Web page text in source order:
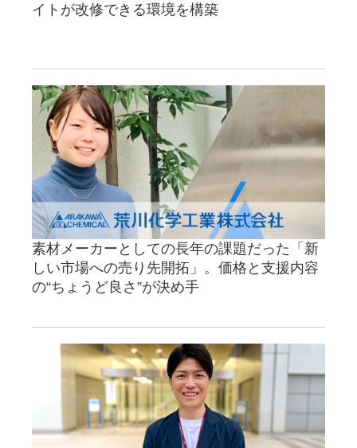
イトが改修できる環境を構築
素材メーカーとしての長年の課題だった「新
しい市場への売り先開拓」。価格と支援内容
の“ちょうど良さ”が決め手